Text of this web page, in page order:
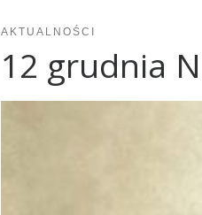
AKTUALNOŚCI
12 grudnia